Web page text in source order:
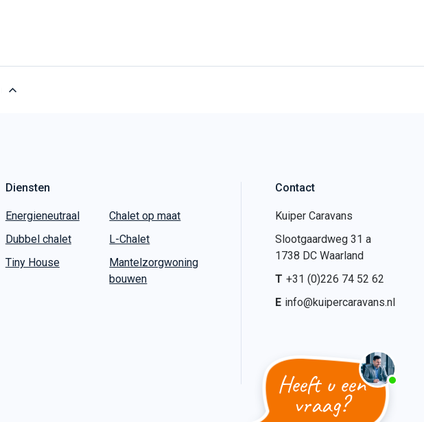
Heeft u een
vraag?
Diensten
Energieneutraal
Chalet op maat
Dubbel chalet
L-Chalet
Tiny House
Mantelzorgwoning
bouwen
Contact
Kuiper Caravans
Slootgaardweg 31 a
1738 DC Waarland
T +31 (0)226 74 52 62
E info@kuipercaravans.nl